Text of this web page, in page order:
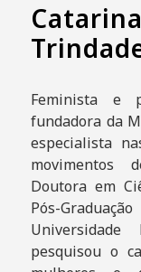
Feminista e
fundadora da
especialista
movimentos
Doutora em
Pós-
pesquisou o